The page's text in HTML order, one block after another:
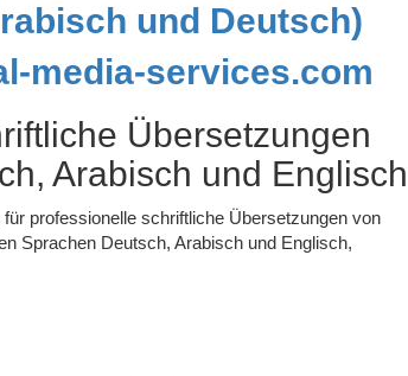
und Deutsch)
media-services.com
Übersetzungen
Arabisch und Englisch
für professionelle schriftliche Übersetzungen von
Sprachen Deutsch, Arabisch und Englisch,